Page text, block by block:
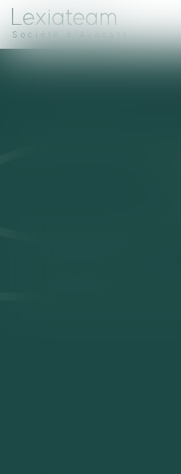
Société d'Avocats